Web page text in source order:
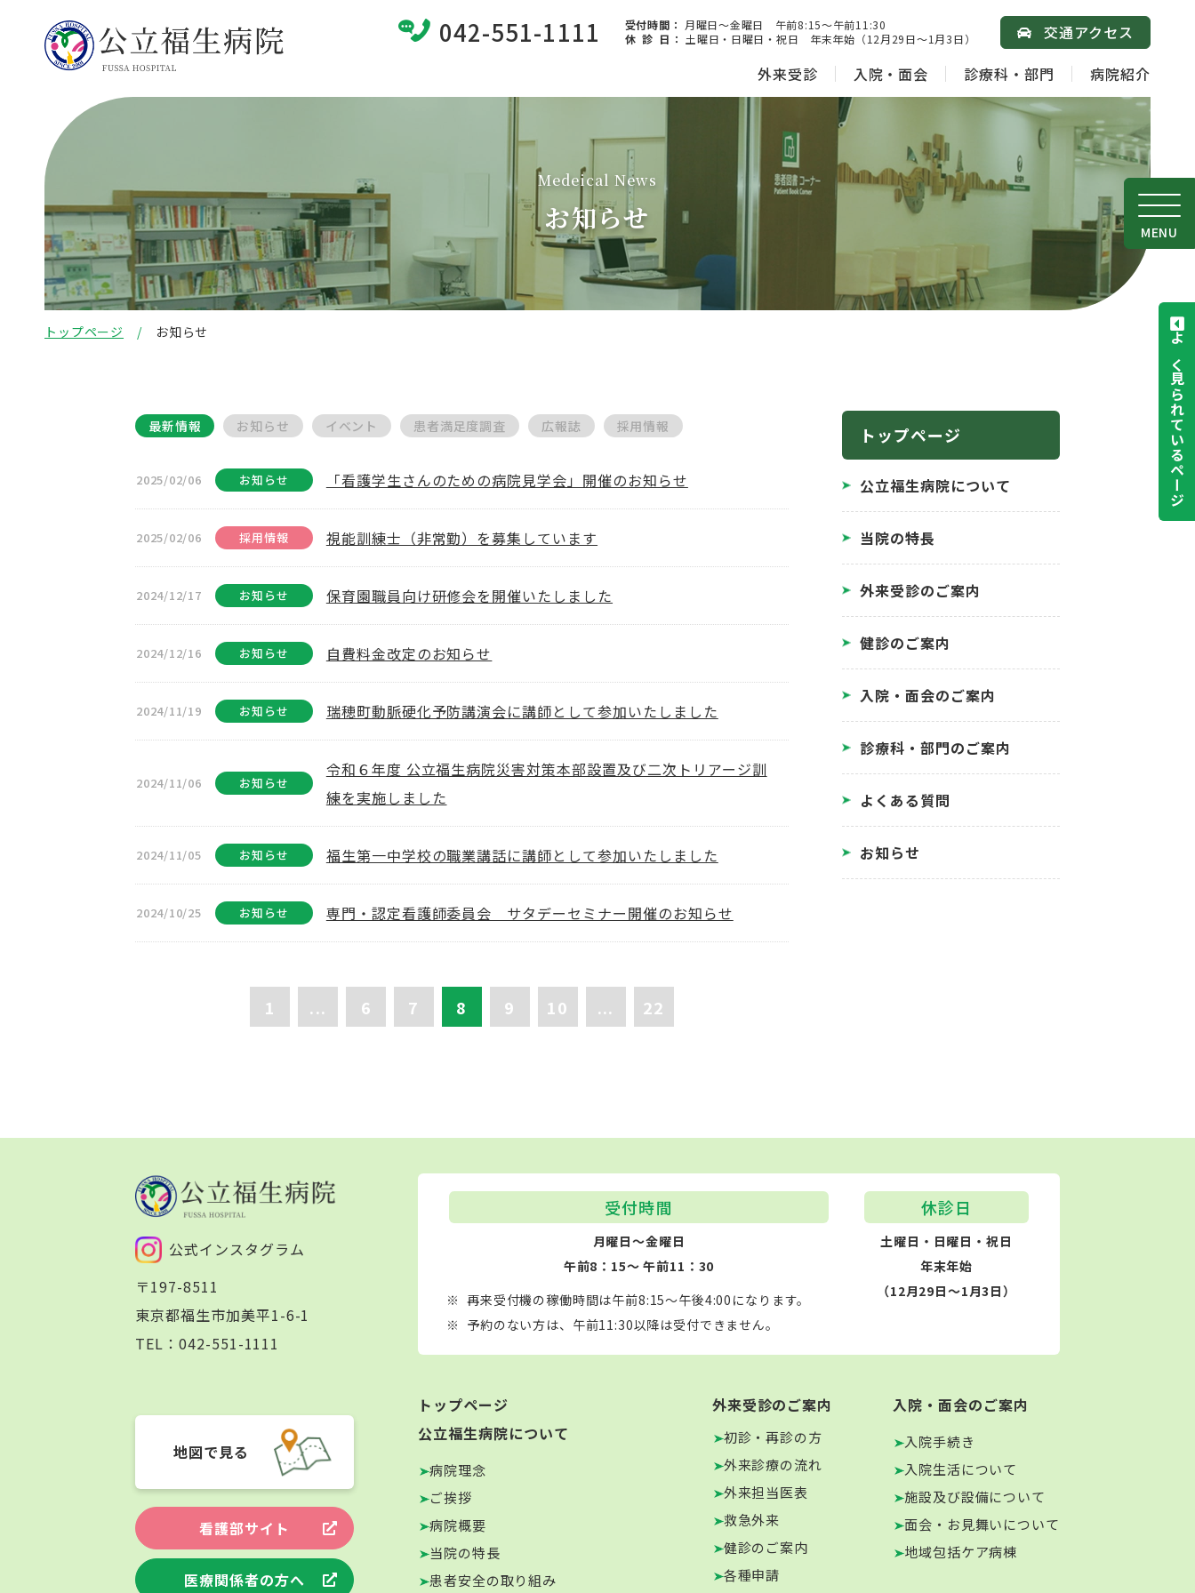
042-551-1111 受付時間： 月曜日～金曜日 午前8:15～午前11:30
休 診 日 ： 土曜日・日曜日・祝日 年末年始（12月29日～1月3日）
交通アクセス
外来受診
入院・面会 診療科・部門 病院紹介
MENU
よく見られているページ
Medeical News
お知らせ
トップページ お知らせ
最新情報 お知らせ イベント 患者満足度調査 広報誌 採用情報
2025/02/06 お知らせ 「看護学生さんのための病院見学会」開催のお知らせ
2025/02/06 採用情報 視能訓練士（非常勤）を募集しています
2024/12/17 お知らせ 保育園職員向け研修会を開催いたしました
2024/12/16 お知らせ 自費料金改定のお知らせ
2024/11/19 お知らせ 瑞穂町動脈硬化予防講演会に講師として参加いたしました
2024/11/06 お知らせ
令和６年度 公立福生病院災害対策本部設置及び二次トリアージ訓
練を実施しました
2024/11/05 お知らせ 福生第一中学校の職業講話に講師として参加いたしました
2024/10/25 お知らせ 専門・認定看護師委員会 サタデーセミナー開催のお知らせ
1 ... 6 7 8 9 10 ... 22
トップページ
公立福生病院について
当院の特長
外来受診のご案内
健診のご案内
入院・面会のご案内
診療科・部門のご案内
よくある質問
お知らせ
公式インスタグラム
〒197-8511
東京都福生市加美平1-6-1
TEL： 042-551-1111
地図で見る
看護部サイト
医療関係者の方へ
受付時間
月曜日～金曜日
午前8：15～ 午前11：30
再来受付機の稼働時間は午前8:15～午後4:00になります。
予約のない方は、午前11:30以降は受付できません。
休診日
土曜日・日曜日・祝日
年末年始
（12月29日～1月3日）
トップページ
公立福生病院について
病院理念
ご挨拶
病院概要
当院の特長
患者安全の取り組み
外来受診のご案内
初診・再診の方
外来診療の流れ
外来担当医表
救急外来
健診のご案内
各種申請
入院・面会のご案内
入院手続き
入院生活について
施設及び設備について
面会・お見舞いについて
地域包括ケア病棟